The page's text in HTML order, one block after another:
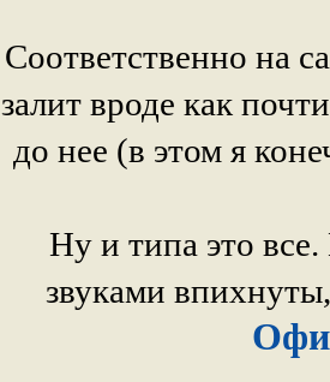
Соответственно на
залит вроде как
до нее (в этом я
Ну и типа это
звуками